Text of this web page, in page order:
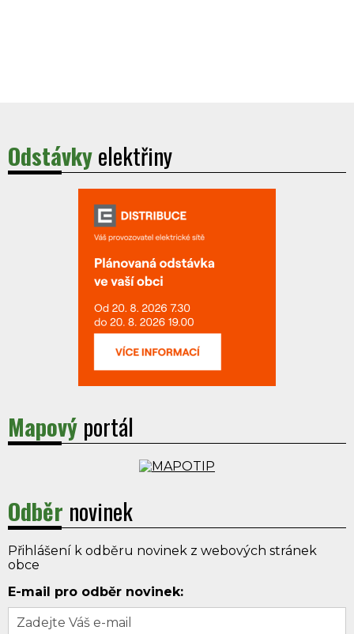
Odstávkyelektřiny
Mapový portál
Odběr novinek
Přihlášení k odběru novinek z webových stránek
obce
E-mail pro odběr novinek: